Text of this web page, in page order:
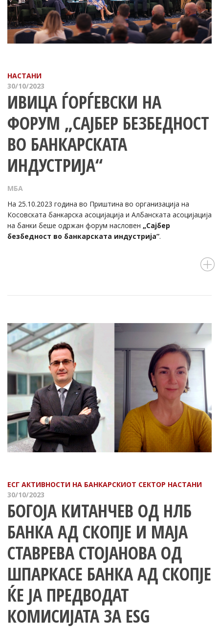
НАСТАНИ
30/10/2023
ИВИЦА ЃОРЃЕВСКИ НА
ФОРУМ „САЈБЕР БЕЗБЕДНОСТ
ВО БАНКАРСКАТА
ИНДУСТРИЈА“
МБА
На 25.10.2023 година во Приштина во организација на
Косовската банкарска асоцијација и Албанската асоцијација
на банки беше одржан форум насловен „Сајбер
безбедност во банкарската индустрија”.
ЕСГ АКТИВНОСТИ НА БАНКАРСКИОТ СЕКТОР НAСТАНИ
30/10/2023
БОГОЈА КИТАНЧЕВ ОД НЛБ
БАНКА АД СКОПЈЕ И МАЈА
СТАВРЕВА СТОЈАНОВА ОД
ШПАРКАСЕ БАНКА АД СКОПЈЕ
ЌЕ ЈА ПРЕДВОДАТ
КОМИСИЈАТА ЗА ESG